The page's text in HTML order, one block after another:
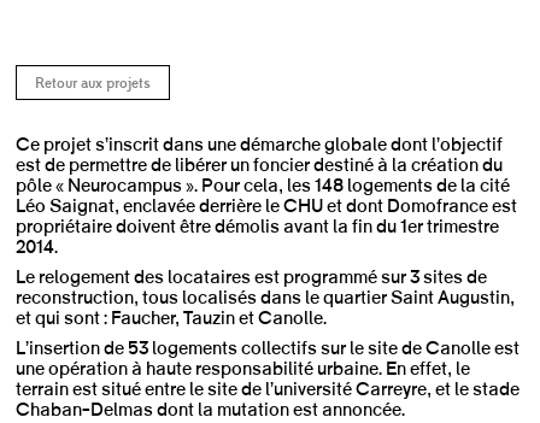
Retour aux projets
Ce projet s’inscrit dans une démarche globale dont l’objectif
est de permettre de libérer un foncier destiné à la création du
pôle « Neurocampus ». Pour cela, les 148 logements de la cité
Léo Saignat, enclavée derrière le CHU et dont Domofrance est
propriétaire doivent être démolis avant la fin du 1er trimestre
2014.
Le relogement des locataires est programmé sur 3 sites de
reconstruction, tous localisés dans le quartier Saint Augustin,
et qui sont : Faucher, Tauzin et Canolle.
L’insertion de 53 logements collectifs sur le site de Canolle est
une opération à haute responsabilité urbaine. En effet, le
terrain est situé entre le site de l’université Carreyre, et le stade
Chaban-Delmas dont la mutation est annoncée.